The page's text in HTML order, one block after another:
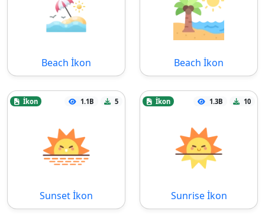
Beach İkon Beach İkon
İkon 1.1B 5
Sunset İkon
İkon 1.3B 10
Sunrise İkon